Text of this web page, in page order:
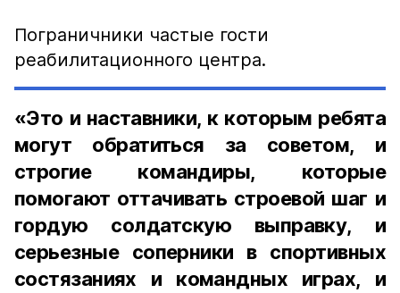
Пограничники частые гости
реабилитационного центра.
«Это и наставники, к которым ребята
могут обратиться за советом, и
строгие командиры, которые
помогают оттачивать строевой шаг и
гордую солдатскую выправку, и
серьезные соперники в спортивных
состязаниях и командных играх, и